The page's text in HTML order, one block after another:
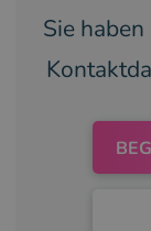
Sie